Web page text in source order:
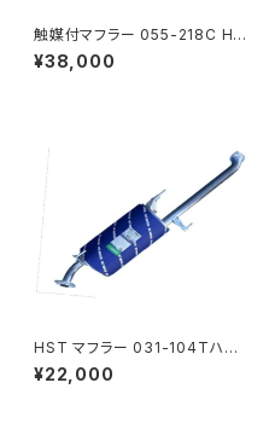
触媒付マフラー 055-218C HS
T製ハイゼット S321V S331V
純正同等 車検対応 本体オール
¥38,000
HST マフラー 031-104Tハイ
エース TRH223B(2WD) トヨ
タ 本体オールステンレス パイプ
¥22,000